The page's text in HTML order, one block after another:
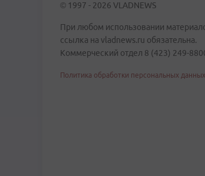
© 1997 - 2026 VLADNEWS
При любом использовании
ссылка на vladnews.ru обязательна.
Коммерческий отдел 8 (423) 249-
Политика обработки персональных данных